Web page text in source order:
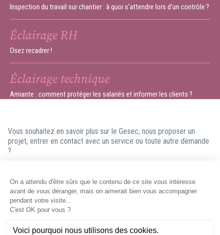
Inspection du travail sur chantier : à quoi s'attendre lors d'un contrôle ?
Éclairage RH
Osez recadrer !
Éclairage technique
Amiante : comment protéger les salariés et informer les clients ?
Vous souhaitez en savoir plus sur le Gesec, nous proposer un
projet, entrer en contact avec un service ou toute autre demande
?
répondre dans les meilleurs délais.